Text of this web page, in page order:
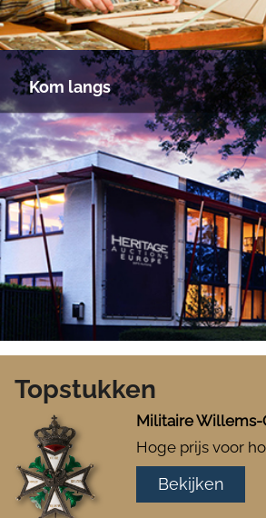
Kom langs
Topstukken
Militaire Willems-
Hoge prijs voor
Bekijken